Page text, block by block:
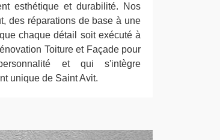
esthétique et durabilité. Nos
des réparations de base à une
chaque détail soit exécuté à
Toiture et Façade pour
et qui s'intègre
unique de Saint Avit.